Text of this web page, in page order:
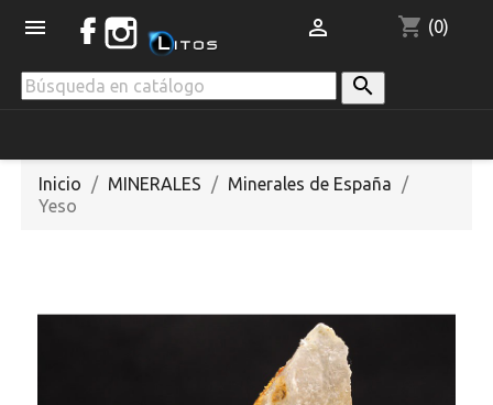
 shopping_cart (0)


Inicio MINERALES
Minerales de España
Yeso